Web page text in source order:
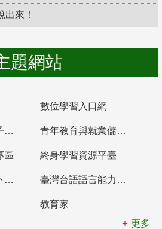
出來！
題網站
數位學習入口網
教育部統計處電子書櫃 青年教育與就業儲蓄帳戶
區 終身學習資源平臺
教育部高中等以下學校及幼兒園教師資格檢定考試 臺灣台語語言能力認證網站
教育家
更多